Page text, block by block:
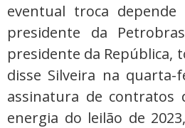
eventual troca depende
presidente da
presidente da República,
disse Silveira na
assinatura de contratos
energia do leilão de